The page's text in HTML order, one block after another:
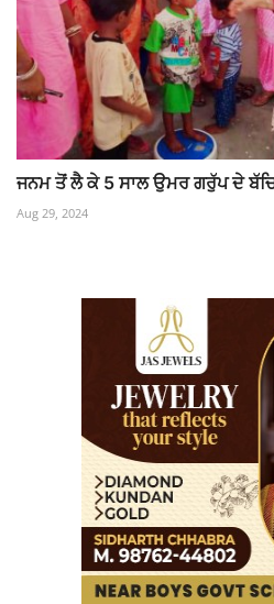
ਜਨਮ ਤੋਂ ਲੈ ਕੇ 5 ਸਾਲ ਉਮਰ ਗਰੁੱਪ ਦੇ
Aug 29, 2024